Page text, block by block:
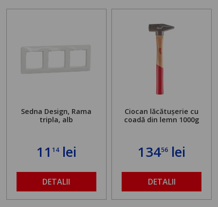
Sedna Design, Rama
tripla, alb
11 14lei
DETALII
Ciocan lăcătușerie cu
coadă din lemn 1000g
13456 lei
DETALII